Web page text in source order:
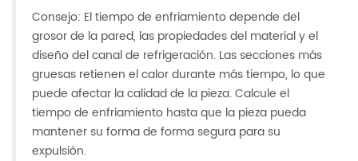
Consejo: El tiempo de enfriamiento depende del
grosor de la pared, las propiedades del material y el
diseño del canal de refrigeración. Las secciones más
gruesas retienen el calor durante más tiempo, lo que
puede afectar la calidad de la pieza. Calcule el
tiempo de enfriamiento hasta que la pieza pueda
mantener su forma de forma segura para su
expulsión.